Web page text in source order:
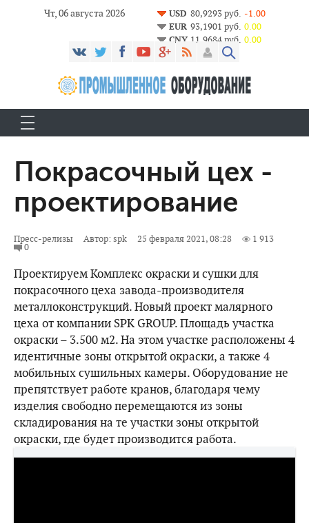
Чт, 06 августа 2026 USD 80,9293 руб. -1.00
EUR 93,1901 руб. 0.00
CNY 11,9684 руб. 0.00
Покрасочный цех -
проектирование
Пресс-релизы Автор: spk 25 февраля 2021, 08:28 1 913
0
Проектируем Комплекс окраски и сушки для
покрасочного цеха завода-производителя
металлоконструкций. Новый проект малярного
цеха от компании SPK GROUP. Площадь участка
окраски – 3.500 м2. На этом участке расположены 4
идентичные зоны открытой окраски, а также 4
мобильных сушильных камеры. Оборудование не
препятствует работе кранов, благодаря чему
изделия свободно перемещаются из зоны
складирования на те участки зоны открытой
окраски, где будет производится работа.